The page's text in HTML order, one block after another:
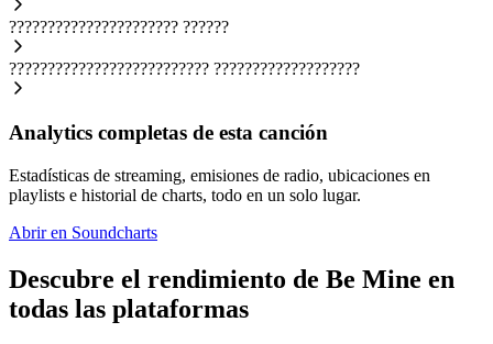
?????????????????????? ??????
?????????????????????????? ???????????????????
Analytics completas de esta canción
Estadísticas de streaming, emisiones de radio, ubicaciones en
playlists e historial de charts, todo en un solo lugar.
Abrir en Soundcharts
Descubre el rendimiento de Be Mine en
todas las plataformas